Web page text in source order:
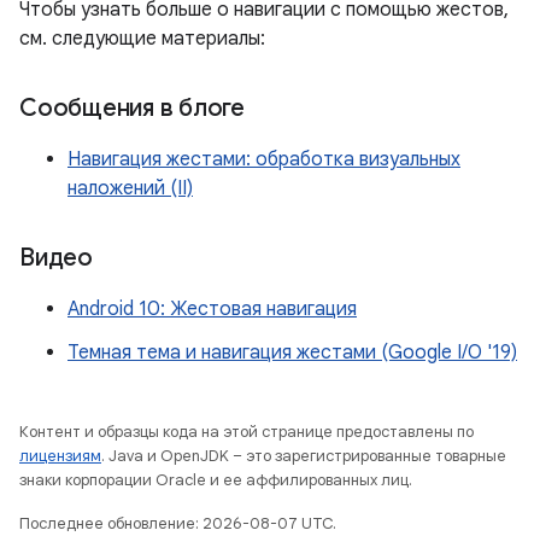
Чтобы узнать больше о навигации с помощью жестов,
см. следующие материалы:
Сообщения в блоге
Навигация жестами: обработка визуальных
наложений (II)
Видео
Android 10: Жестовая навигация
Темная тема и навигация жестами (Google I/O '19)
Контент и образцы кода на этой странице предоставлены по
лицензиям. Java и OpenJDK – это зарегистрированные товарные
знаки корпорации Oracle и ее аффилированных лиц.
Последнее обновление: 2026-08-07 UTC.